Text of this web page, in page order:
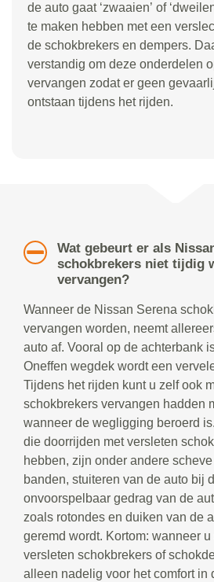
de auto gaat ‘zwaaien’ of ‘
te maken hebben met een
de schokbrekers en dempers.
verstandig om deze onderdelen
vervangen zodat er geen
ontstaan tijdens het rijden.
Wat gebeurt er als
schokbrekers niet tijdig
vervangen?
Wanneer de Nissan Serena
vervangen worden, neemt
auto af. Vooral op de achterbank
Oneffen wegdek wordt een
Tijdens het rijden kunt u zelf ook
schokbrekers vervangen hadden
wanneer de wegligging beroerd
die doorrijden met versleten
hebben, zijn onder andere
banden, stuiteren van de auto bij
onvoorspelbaar gedrag van de
zoals rotondes en duiken van de
geremd wordt. Kortom: wanneer
versleten schokbrekers of
alleen nadelig voor het comfort in